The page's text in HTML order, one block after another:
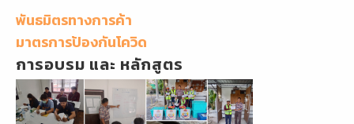
พันธมิตรทางการค้า
มาตรการป้องกันโควิด
การอบรม และ หลักสูตร